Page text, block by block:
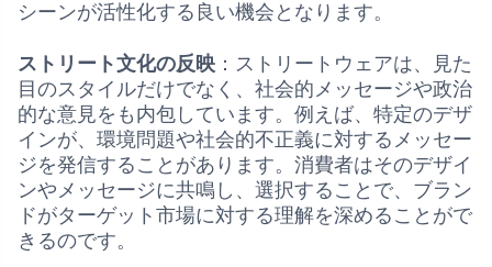
シーンが活性化する良い機会となります。
ストリート文化の反映 ：ストリートウェアは、見た
目のスタイルだけでなく、社会的メッセージや政治
的な意見をも内包しています。例えば、特定のデザ
インが、環境問題や社会的不正義に対するメッセー
ジを発信することがあります。消費者はそのデザイ
ンやメッセージに共鳴し、選択することで、ブラン
ドがターゲット市場に対する理解を深めることがで
きるのです。